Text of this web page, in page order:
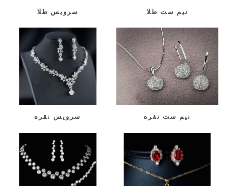
نیم ست طلا سرویس طلا
نیم ست نقره سرویس نقره